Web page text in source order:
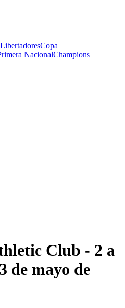
Copa
NacionalChampions
Club - 2 a
de mayo de